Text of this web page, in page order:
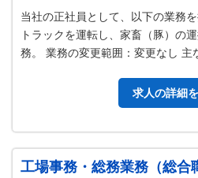
当社の正社員として、以下の業務
トラックを運転し、家畜（豚）の
務。 業務の変更範囲：変更なし 主
求人の詳細
工場事務・総務業務（総合